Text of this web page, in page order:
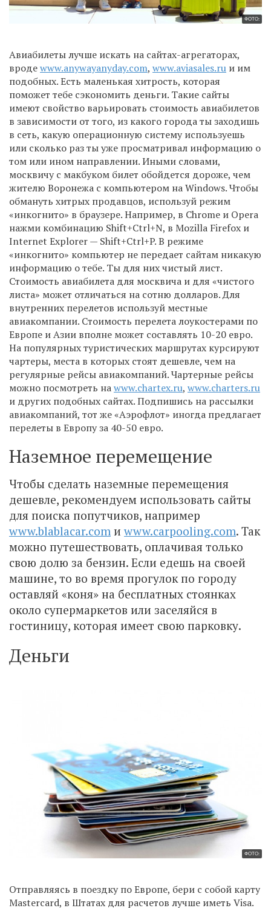
ФОТО:
Авиабилеты лучше искать на сайтах-агрегаторах,
вродеwww.anywayanyday.com, www.aviasales.ru и им
подобных. Есть маленькая хитрость, которая
поможет тебе сэкономить деньги. Такие сайты
имеют свойство варьировать стоимость авиабилетов
в зависимости от того, из какого города ты заходишь
в сеть, какую операционную систему используешь
или сколько раз ты уже просматривал информацию о
том или ином направлении. Иными словами,
москвичу с макбуком билет обойдется дороже, чем
жителю Воронежа с компьютером на Windows. Чтобы
обмануть хитрых продавцов, используй режим
«инкогнито» в браузере. Например, в Chrome и Opera
нажми комбинацию Shift+Ctrl+N, в Mozilla Firefox и
Internet Explorer — Shift+Ctrl+P. В режиме
«инкогнито» компьютер не передает сайтам никакую
информацию о тебе. Ты для них чистый лист.
Стоимость авиабилета для москвича и для «чистого
листа» может отличаться на сотню долларов. Для
внутренних перелетов используй местные
авиакомпании. Стоимость перелета лоукостерами по
Европе и Азии вполне может составлять 10-20 евро.
На популярных туристических маршрутах курсируют
чартеры, места в которых стоят дешевле, чем на
регулярные рейсы авиакомпаний. Чартерные рейсы
можно посмотреть наwww.chartex.ru, www.charters.ru
и других подобных сайтах. Подпишись на рассылки
авиакомпаний, тот же «Аэрофлот» иногда предлагает
перелеты в Европу за 40-50 евро.
Наземное перемещение
Чтобы сделать наземные перемещения
дешевле, рекомендуем использовать сайты
для поиска попутчиков, например
www.blablacar.com и www.carpooling.com. Так
можно путешествовать, оплачивая только
свою долю за бензин. Если едешь на своей
машине, то во время прогулок по городу
оставляй «коня» на бесплатных стоянках
около супермаркетов или заселяйся в
гостиницу, которая имеет свою парковку.
Деньги
ФОТО:
Отправляясь в поездку по Европе, бери с собой карту
Mastercard, в Штатах для расчетов лучше иметь Visa.